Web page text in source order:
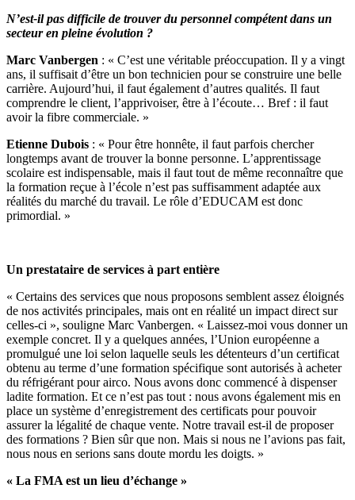
N’est-il pas difficile de trouver du personnel compétent dans un
secteur en pleine évolution ?
Marc Vanbergen : « C’est une véritable préoccupation. Il y a vingt
ans, il suffisait d’être un bon technicien pour se construire une belle
carrière. Aujourd’hui, il faut également d’autres qualités. Il faut
comprendre le client, l’apprivoiser, être à l’écoute… Bref : il faut
avoir la fibre commerciale. »
Etienne Dubois : « Pour être honnête, il faut parfois chercher
longtemps avant de trouver la bonne personne. L’apprentissage
scolaire est indispensable, mais il faut tout de même reconnaître que
la formation reçue à l’école n’est pas suffisamment adaptée aux
réalités du marché du travail. Le rôle d’EDUCAM est donc
primordial. »
Un prestataire de services à part entière
« Certains des services que nous proposons semblent assez éloignés
de nos activités principales, mais ont en réalité un impact direct sur
celles-ci », souligne Marc Vanbergen. « Laissez-moi vous donner un
exemple concret. Il y a quelques années, l’Union européenne a
promulgué une loi selon laquelle seuls les détenteurs d’un certificat
obtenu au terme d’une formation spécifique sont autorisés à acheter
du réfrigérant pour airco. Nous avons donc commencé à dispenser
ladite formation. Et ce n’est pas tout : nous avons également mis en
place un système d’enregistrement des certificats pour pouvoir
assurer la légalité de chaque vente. Notre travail est-il de proposer
des formations ? Bien sûr que non. Mais si nous ne l’avions pas fait,
nous nous en serions sans doute mordu les doigts. »
« La FMA est un lieu d’échange »